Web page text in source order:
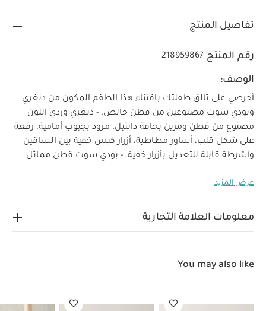
تفاصيل المنتج
رقم المنتج 218959867
الوصف:
أحرصي على تألق طفلتك باقتناء هذا الطقم المكون من دنغري
وبودي سوت مصنوعين من قطن خالص. - دنغري وردي اللون
مصنوع من قطن ومزين بحافة دانتيل. مزود بجيوب أمامية، رقعة
على شكل قلب، أساور مطاطية، أزرار كبس خفية بين الساقين
وأشرطة قابلة للتعديل بأزرار خفية. - بودي سوت قطن مماثل
أزرار كبس بين الساقين والظهر.
سوت مصنوعين من قطن خالص. صنع الدنغري الوردي من
ويتميز بأكمام طويلة، أساور مطاطية مكشكشة. يغلق بأزرار
تعليمات العناية/الإرشادات:
يُغسل على درجة حرارة 40
عرض المزيد
معلومات العلامة التجارية
You may also like